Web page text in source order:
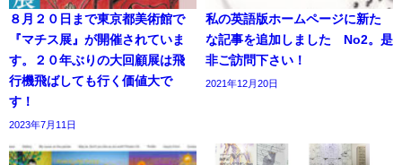
８月２０日まで東京都美術館で
『マチス展』が開催されていま
す。２０年ぶりの大回顧展は飛
行機飛ばしても行く価値大で
す！
2023年7月11日
私の英語版ホームページに新た
な記事を追加しました No2。是
非ご訪問下さい！
2021年12月20日